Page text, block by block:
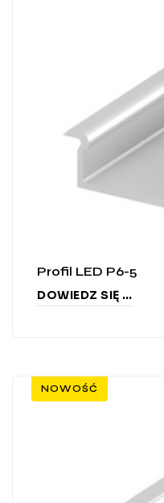
Profil LED P6-5
DOWIEDZ SIĘ WIĘCEJ
NOWOŚĆ